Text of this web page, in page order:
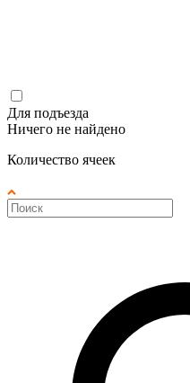
Для подъезда
Ничего не найдено
Количество ячеек